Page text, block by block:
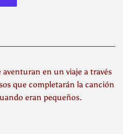
aventuran en un viaje a través
que completarán la canción
eran pequeños.